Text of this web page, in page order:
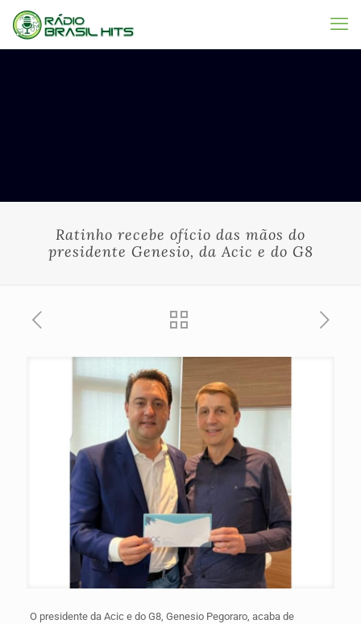
Ratinho recebe ofício das mãos do
presidente Genesio, da Acic e do G8
O presidente da Acic e do G8, Genesio Pegoraro, acaba de